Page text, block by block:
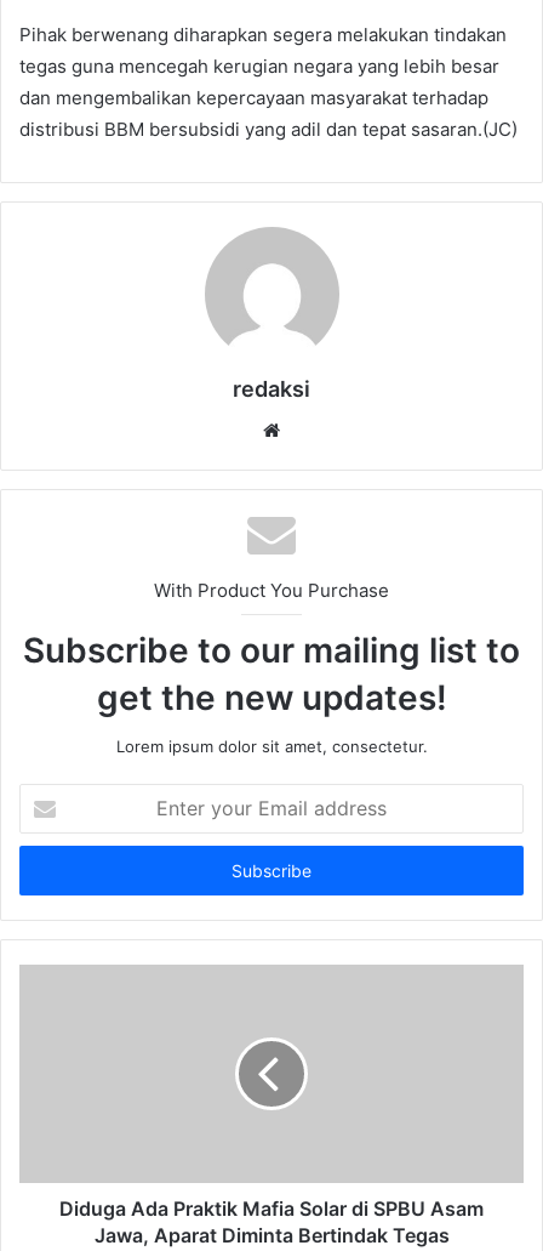
Pihak berwenang diharapkan segera melakukan tindakan
tegas guna mencegah kerugian negara yang lebih besar
dan mengembalikan kepercayaan masyarakat terhadap
distribusi BBM bersubsidi yang adil dan tepat sasaran.(JC)
redaksi
With Product You Purchase
Subscribe to our mailing list to
get the new updates!
Lorem ipsum dolor sit amet, consectetur.
your
Email
Diduga Ada Praktik Mafia Solar di SPBU Asam
Jawa, Aparat Diminta Bertindak Tegas